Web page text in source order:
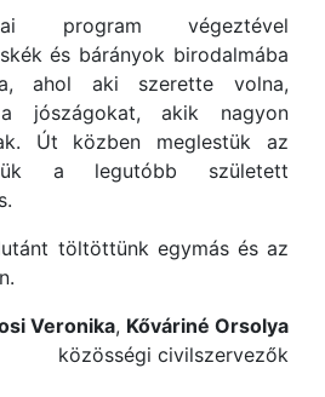
program végeztével
és bárányok birodalmába
ahol aki szerette volna,
a jószágokat, akik nagyon
Út közben meglestük az
a legutóbb született
töltöttünk egymás és az
Veronika, Kőváriné Orsolya
közösségi civilszervezők